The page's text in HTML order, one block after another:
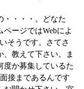
・・・・。どなた
ージではWebによ
そうです。さてさ
教えて下さい。ま
度か募集しているた
接まであるんです